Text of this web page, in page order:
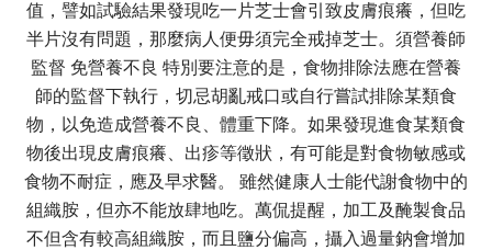
值，譬如試驗結果發現吃一片芝士會引致皮膚痕癢，但吃
半片沒有問題，那麼病人便毋須完全戒掉芝士。須營養師
監督 免營養不良 特別要注意的是，食物排除法應在營養
師的監督下執行，切忌胡亂戒口或自行嘗試排除某類食
物，以免造成營養不良、體重下降。如果發現進食某類食
物後出現皮膚痕癢、出疹等徵狀，有可能是對食物敏感或
食物不耐症，應及早求醫。 雖然健康人士能代謝食物中的
組織胺，但亦不能放肆地吃。萬侃提醒，加工及醃製食品
不但含有較高組織胺，而且鹽分偏高，攝入過量鈉會增加